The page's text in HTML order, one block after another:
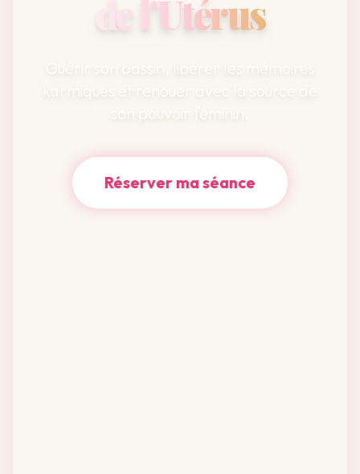
de l'Utérus
Guérir son bassin, libérer les mémoires
karmiques et renouer avec la source de
son pouvoir féminin.
Réserver ma séance